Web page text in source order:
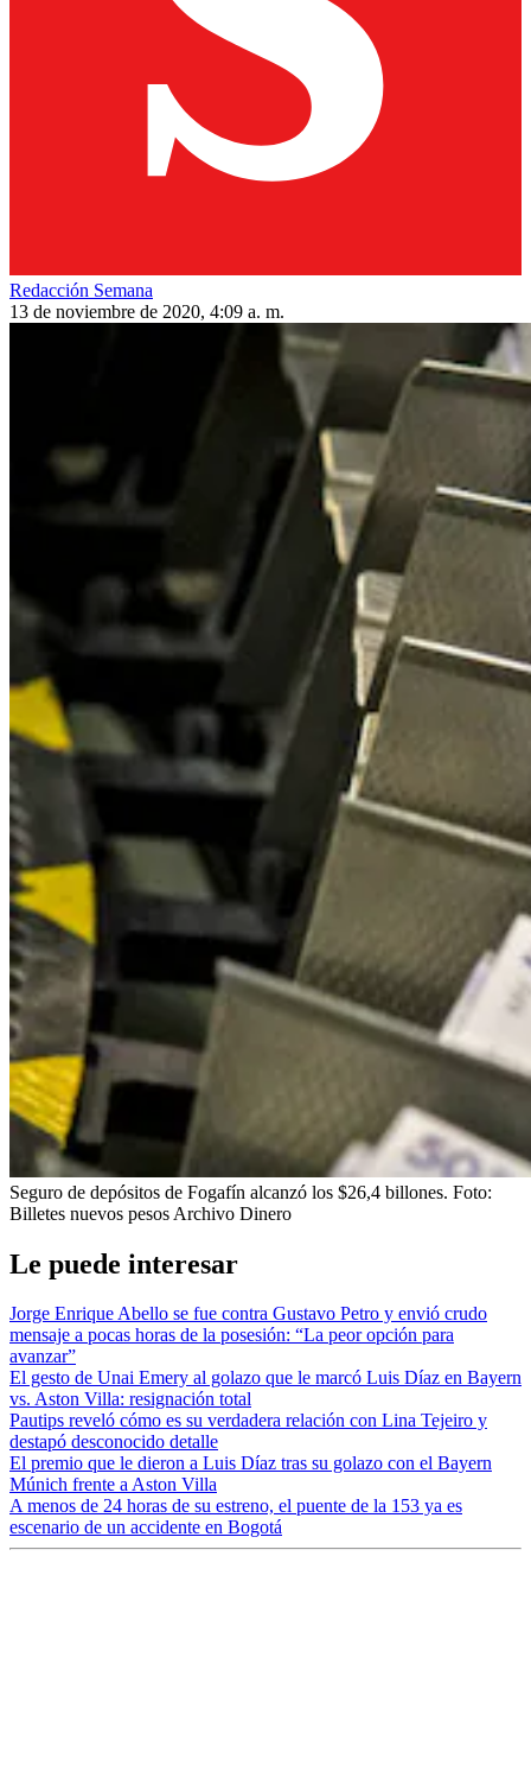
Redacción Semana
13 de noviembre de 2020, 4:09 a. m.
Seguro de depósitos de Fogafín alcanzó los $26,4 billones. Foto:
Billetes nuevos pesos Archivo Dinero
Le puede interesar
Jorge Enrique Abello se fue contra Gustavo Petro y envió crudo
mensaje a pocas horas de la posesión: “La peor opción para
avanzar”
El gesto de Unai Emery al golazo que le marcó Luis Díaz en Bayern
vs. Aston Villa: resignación total
Pautips reveló cómo es su verdadera relación con Lina Tejeiro y
destapó desconocido detalle
El premio que le dieron a Luis Díaz tras su golazo con el Bayern
Múnich frente a Aston Villa
A menos de 24 horas de su estreno, el puente de la 153 ya es
escenario de un accidente en Bogotá